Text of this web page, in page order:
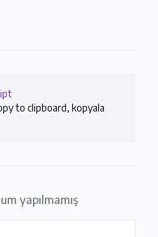
to clipboard, kopyala
yapılmamış